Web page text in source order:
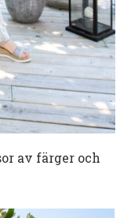
av färger och